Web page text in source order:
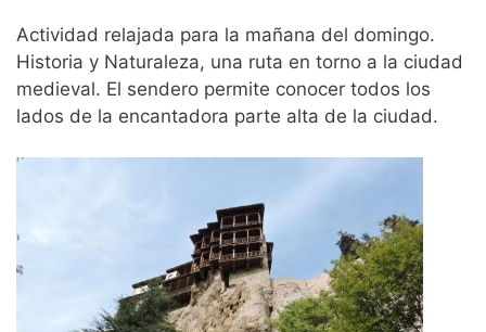
Actividad relajada para la mañana del domingo.
Historia y Naturaleza, una ruta en torno a la ciudad
medieval. El sendero permite conocer todos los
lados de la encantadora parte alta de la ciudad.